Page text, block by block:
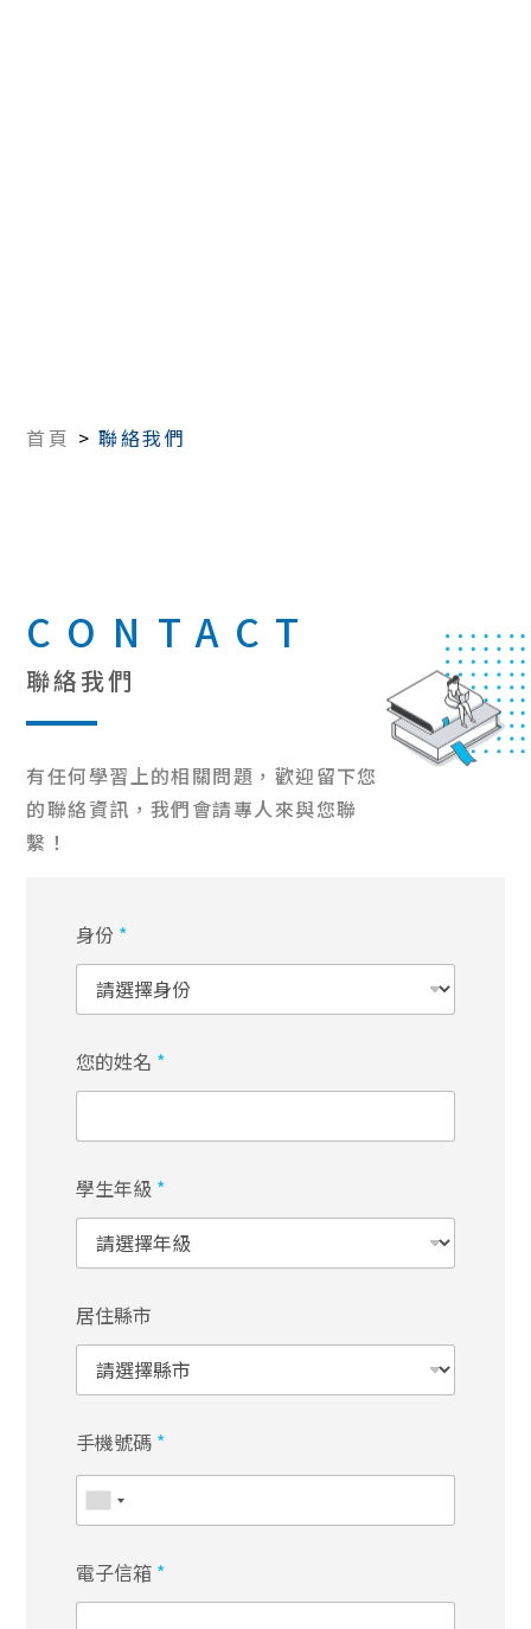
首頁 >聯絡我們
CONTACT
聯絡我們
有任何學習上的相關問題，歡迎留下您
的聯絡資訊，我們會請專人來與您聯
繫！
身份 *
您的姓名 *
學生年級 *
居住縣市
手機號碼 *
電子信箱 *